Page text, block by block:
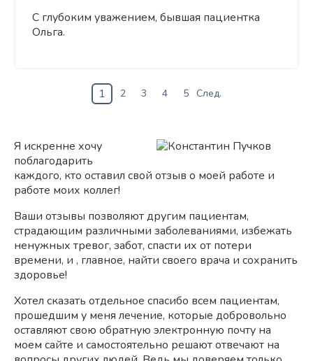
С глубоким уважением, бывшая пациентка
Ольга.
1 2 3 4 5 След.
Я искренне хочу
поблагодарить
каждого, кто оставил свой отзыв о моей работе и
работе моих коллег!
Ваши отзывы позволяют другим пациентам,
страдающим различными заболеваниями, избежать
ненужных тревог, забот, спасти их от потери
времени, и , главное, найти своего врача и сохранить
здоровье!
Хотел сказать отдельное спасибо всем пациентам,
прошедшим у меня лечение, которые добровольно
оставляют свою обратную электронную почту на
моем сайте и самостоятельно решают отвечают на